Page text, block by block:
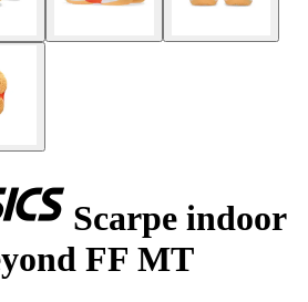
Scarpe indoor
FF MT